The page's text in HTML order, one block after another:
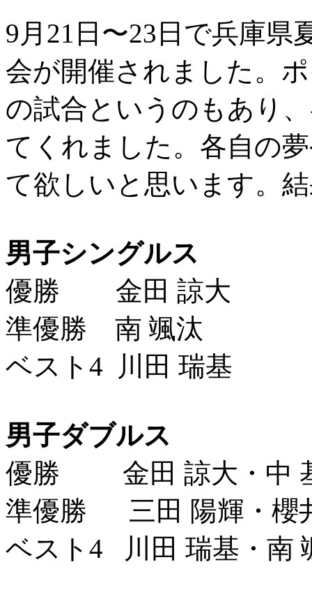
9月21日〜23日で兵庫県
会が開催されました。
の試合というのもあり
てく れました。各自の
て欲しいと思いま す。
男子シングルス
優勝 金田 諒大
準優勝 南 颯汰
ベスト4 川田 瑞基
男子ダブルス
優勝 金田 諒大・中
準優勝 三田 陽輝・櫻
ベスト4 川田 瑞基・南